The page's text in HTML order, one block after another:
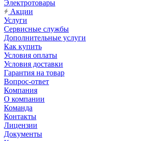
Электротовары
Акции
Услуги
Сервисные службы
Дополнительные услуги
Как купить
Условия оплаты
Условия доставки
Гарантия на товар
Вопрос-ответ
Компания
О компании
Команда
Контакты
Лицензии
Документы